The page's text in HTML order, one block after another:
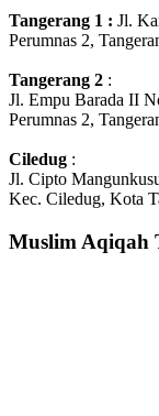
Tangerang 1 : Jl.
Perumnas 2,
Tangerang 2 :
Jl. Empu Barada II
Perumnas 2,
Ciledug :
Jl. Cipto
Kec. Ciledug, Kota
Muslim Aqiqah